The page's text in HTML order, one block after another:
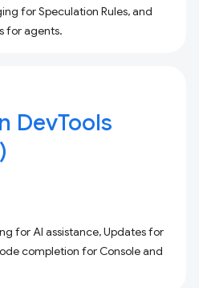
for Speculation Rules, and
for agents.
DevTools
for AI assistance, Updates for
completion for Console and